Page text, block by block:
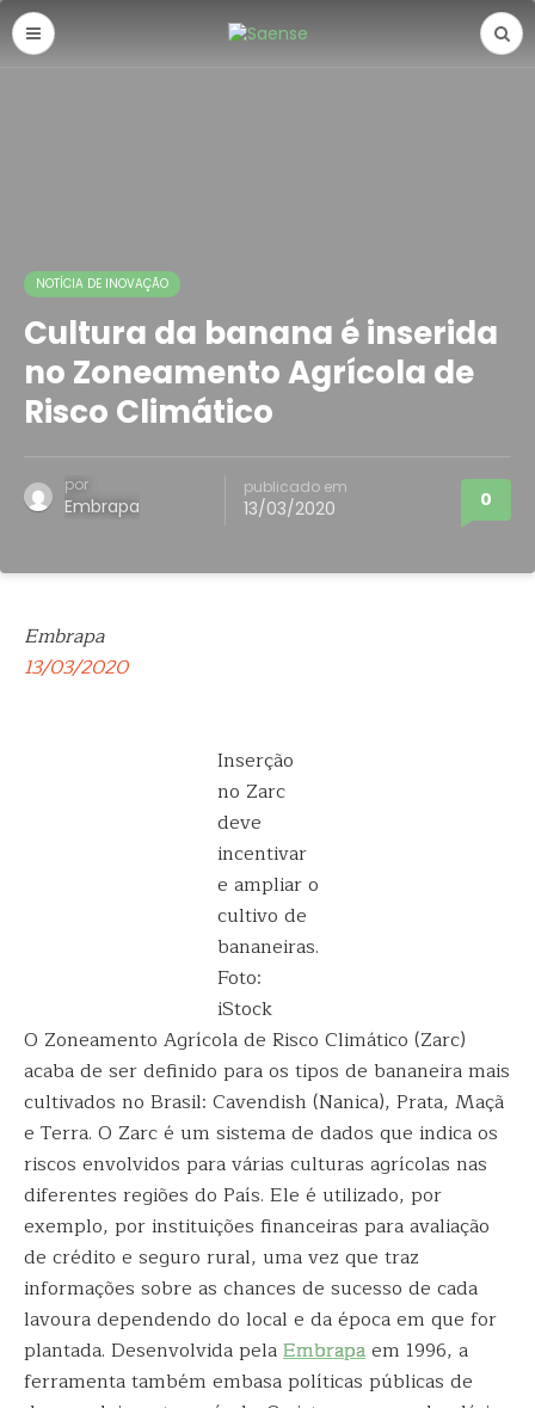
NOTÍCIA DE INOVAÇÃO
Cultura da banana é inserida
no Zoneamento Agrícola de
Risco Climático
por
Embrapa
publicado em
13/03/2020 0
Embrapa
13/03/2020
Inserção
no Zarc
deve
incentivar
e ampliar o
cultivo de
bananeiras.
Foto:
iStock
O Zoneamento Agrícola de Risco Climático (Zarc)
acaba de ser definido para os tipos de bananeira mais
cultivados no Brasil: Cavendish (Nanica), Prata, Maçã
e Terra. O Zarc é um sistema de dados que indica os
riscos envolvidos para várias culturas agrícolas nas
diferentes regiões do País. Ele é utilizado, por
exemplo, por instituições financeiras para avaliação
de crédito e seguro rural, uma vez que traz
informações sobre as chances de sucesso de cada
lavoura dependendo do local e da época em que for
plantada. Desenvolvida pelaEmbrapaem 1996, a
ferramenta também embasa políticas públicas de